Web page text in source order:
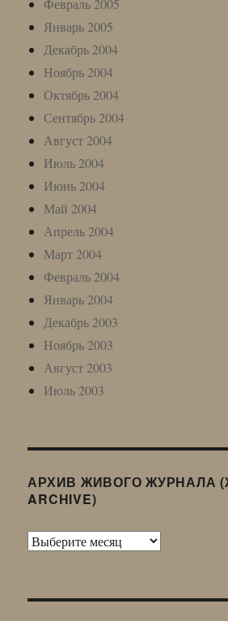
Февраль 2005
Январь 2005
Декабрь 2004
Ноябрь 2004
Октябрь 2004
Сентябрь 2004
Август 2004
Июль 2004
Июнь 2004
Май 2004
Апрель 2004
Март 2004
Февраль 2004
Январь 2004
Декабрь 2003
Ноябрь 2003
Август 2003
Июль 2003
АРХИВ ЖИВОГО ЖУРНАЛА
ARCHIVE)
Архив